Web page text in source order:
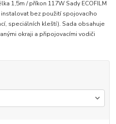
1,5m / příkon 117W Sady ECOFILM
bez použití spojovacího
speciálních kleští). Sada obsahuje
okraji a připojovacími vodiči